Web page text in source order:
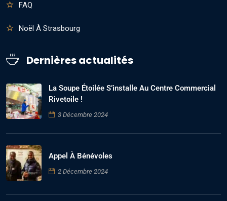
FAQ
Noël À Strasbourg
Dernières actualités
La Soupe Étoilée S’installe Au Centre Commercial
Rivetoile !
3 Décembre 2024
Appel À Bénévoles
2 Décembre 2024